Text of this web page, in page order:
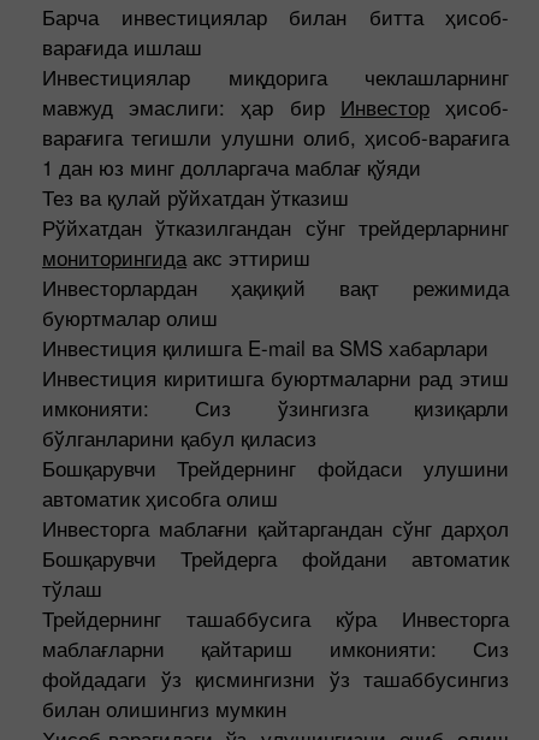
Барча инвестициялар билан битта ҳисоб-
варағида ишлаш
Инвестициялар миқдорига чеклашларнинг
мавжуд эмаслиги: ҳар бир Инвесторҳисоб-
варағига тегишли улушни олиб, ҳисоб-варағига
1 дан юз минг долларгача маблағ қўяди
Тез ва қулай рўйхатдан ўтказиш
Рўйхатдан ўтказилгандан сўнг трейдерларнинг
мониторингида акс эттириш
Инвесторлардан ҳақиқий вақт режимида
буюртмалар олиш
Инвестиция қилишга E-mail ва SMS хабарлари
Инвестиция киритишга буюртмаларни рад этиш
имконияти: Сиз ўзингизга қизиқарли
бўлганларини қабул қиласиз
Бошқарувчи Трейдернинг фойдаси улушини
автоматик ҳисобга олиш
Инвесторга маблағни қайтаргандан сўнг дарҳол
Бошқарувчи Трейдерга фойдани автоматик
тўлаш
Трейдернинг ташаббусига кўра Инвесторга
маблағларни қайтариш имконияти: Сиз
фойдадаги ўз қисмингизни ўз ташаббусингиз
билан олишингиз мумкин